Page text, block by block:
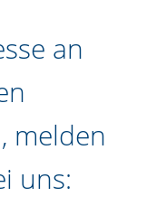
an
melden
uns: